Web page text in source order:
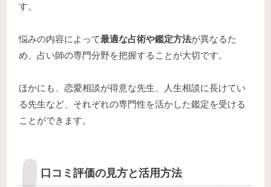
す。
悩みの内容によって最適な占術や鑑定方法が異なるた
め、占い師の専門分野を把握することが大切です。
ほかにも、恋愛相談が得意な先生、人生相談に長けてい
る先生など、それぞれの専門性を活かした鑑定を受ける
ことができます。
口コミ評価の見方と活用方法